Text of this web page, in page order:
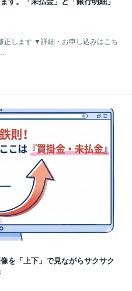
正します ▼詳細・お申し込みはこち
を「上下」で見ながらサクサク